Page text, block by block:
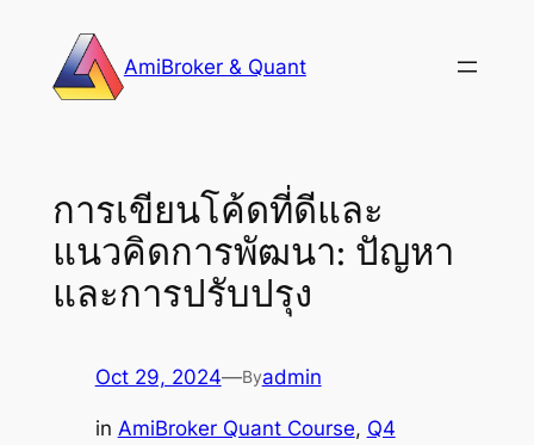
content
AmiBroker & Quant
การเขียนโค้ดที่ดีและ
แนวคิดการพัฒนา: ปัญหา
และการปรับปรุง
Oct 29, 2024—Byadmin
in AmiBroker Quant Course, Q4